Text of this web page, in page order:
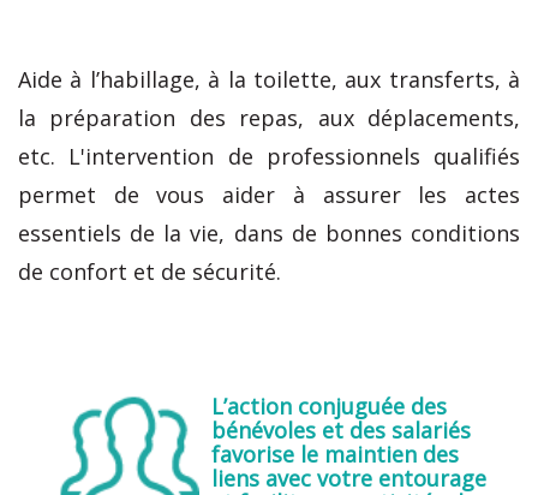
Aide à l’habillage, à la toilette, aux transferts, à
la préparation des repas, aux déplacements,
etc. L'intervention de professionnels qualifiés
permet de vous aider à assurer les actes
essentiels de la vie, dans de bonnes conditions
de confort et de sécurité.
L’action conjuguée des
bénévoles et des salariés
favorise le maintien des
liens avec votre entourage